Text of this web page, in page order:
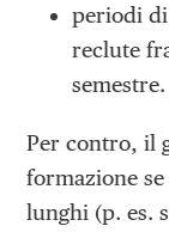
periodi
reclute
semestre.
Per contro, il
formazione
lunghi (p. es.